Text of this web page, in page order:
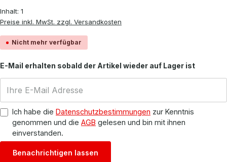
Inhalt: 1
Preise inkl. MwSt. zzgl. Versandkosten
Nicht mehr verfügbar
E-Mail erhalten sobald der Artikel wieder auf Lager ist
Ich habe die Datenschutzbestimmungen zur Kenntnis
genommen und die AGB gelesen und bin mit ihnen
einverstanden.
Benachrichtigen lassen